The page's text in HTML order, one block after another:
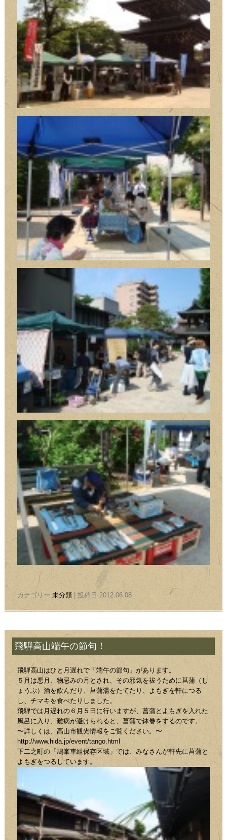
カテゴリー:未分類| 投稿日:2012.06.08
飛騨高山端午の節句！
飛騨高山はひと月遅れで「端午の節句」があります。
５月は悪月、物忌みの月とされ、その邪気を祓うために菖蒲（し
ょうぶ）酒を飲んだり、菖蒲湯をたてたり、よもぎを軒につる
し、チマキを食べたりしました。
飛騨では月遅れの６月５日に行いますが、菖蒲とよもぎを入れた
風呂に入り、難病が避けられると、菖蒲で鉢巻をするのです。
〜詳しくは、高山市観光情報をご覧ください。〜
http://www.hida.jp/event/tango.html
下二之町の「鳩峯車組保存区域」では、みなさんが軒先に菖蒲と
よもぎをつるしています。